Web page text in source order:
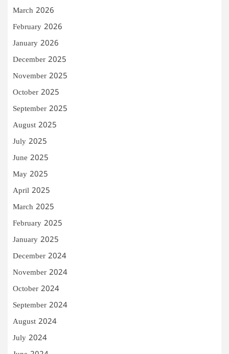
March 2026
February 2026
January 2026
December 2025
November 2025
October 2025
September 2025
August 2025
July 2025
June 2025
May 2025
April 2025
March 2025
February 2025
January 2025
December 2024
November 2024
October 2024
September 2024
August 2024
July 2024